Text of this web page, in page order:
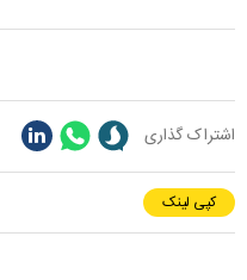
اشتراک گذاری
کپی لینک